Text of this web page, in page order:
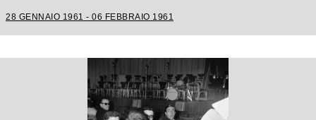
28 GENNAIO 1961 - 06 FEBBRAIO 1961